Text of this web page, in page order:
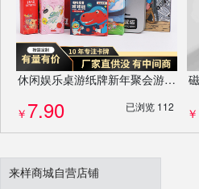
休闲娱乐桌游纸牌新年聚会游戏动卡牌套装扑克牌剧本杀桌游牌定制
￥ 7.90 已浏览 112 ￥
来样商城自营店铺